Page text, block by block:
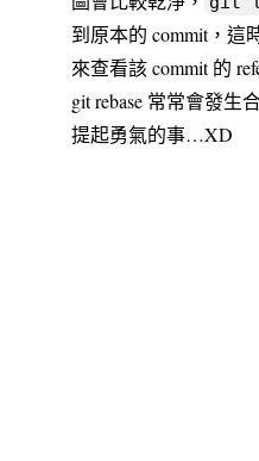
到原本的 commit，這
來查看該 commit 的
git rebase 常常會發生
提起勇氣的事…XD